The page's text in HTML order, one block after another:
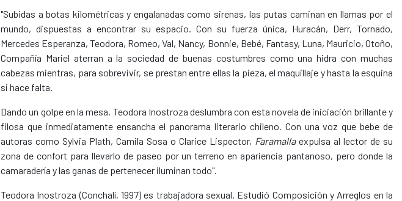
"Subidas a botas kilométricas y engalanadas como sirenas, las putas caminan en llamas por el
mundo, dispuestas a encontrar su espacio. Con su fuerza única, Huracán, Derr, Tornado,
Mercedes Esperanza, Teodora, Romeo, Val, Nancy, Bonnie, Bebé, Fantasy, Luna, Mauricio, Otoño,
Compañía Mariel aterran a la sociedad de buenas costumbres como una hidra con muchas
cabezas mientras, para sobrevivir, se prestan entre ellas la pieza, el maquillaje y hasta la esquina
si hace falta.
Dando un golpe en la mesa, Teodora Inostroza deslumbra con esta novela de iniciación brillante y
filosa que inmediatamente ensancha el panorama literario chileno. Con una voz que bebe de
autoras como Sylvia Plath, Camila Sosa o Clarice Lispector, Faramallaexpulsa al lector de su
zona de confort para llevarlo de paseo por un terreno en apariencia pantanoso, pero donde la
camaradería y las ganas de pertenecer iluminan todo".
Teodora Inostroza (Conchalí, 1997) es trabajadora sexual. Estudió Composición y Arreglos en la